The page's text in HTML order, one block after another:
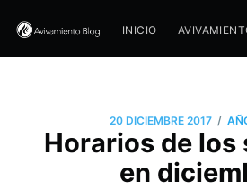
INICIO
20 DICIEMBRE 2017 /
Horarios de los
en